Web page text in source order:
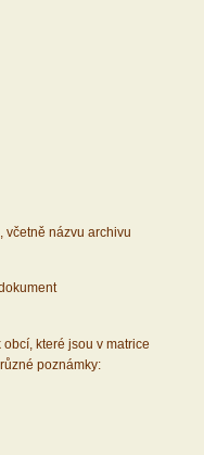
včetně názvu archivu
které jsou v matrice
poznámky: